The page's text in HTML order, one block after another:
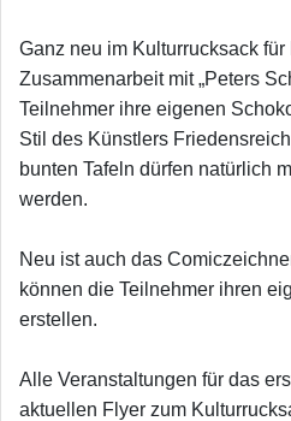
Ganz neu im Kulturrucksack
Zusammenarbeit mit „Peters
Teilnehmer ihre eigenen
Stil des Künstlers
bunten Tafeln dürfen natürlich
werden.
Neu ist auch das
können die Teilnehmer ihren
erstellen.
Alle Veranstaltungen für das
aktuellen Flyer zum